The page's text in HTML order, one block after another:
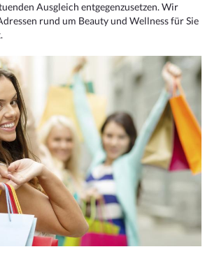
Ausgleich entgegenzusetzen. Wir
rund um Beauty und Wellness für Sie